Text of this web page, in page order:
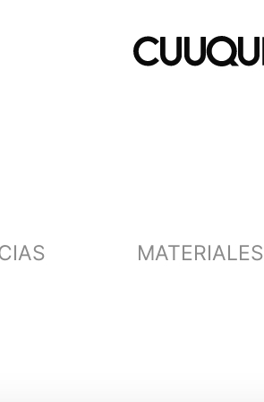
MATERIALES